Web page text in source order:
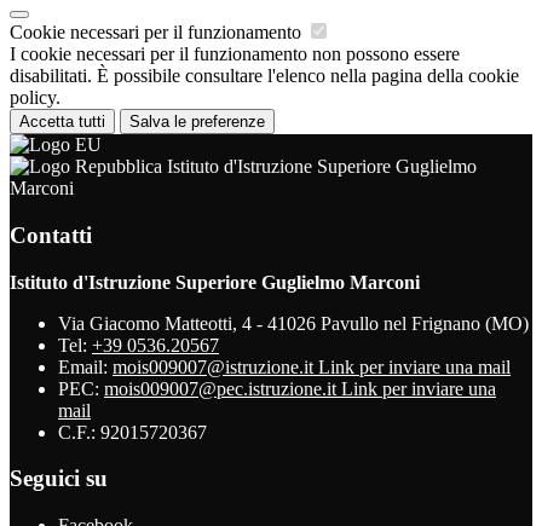
Cookie necessari per il funzionamento
I cookie necessari per il funzionamento non possono essere
disabilitati. È possibile consultare l'elenco nella pagina della cookie
policy.
Accetta tutti Salva le preferenze
Istituto d'Istruzione Superiore Guglielmo
Marconi
Contatti
Istituto d'Istruzione Superiore Guglielmo Marconi
Via Giacomo Matteotti, 4 - 41026 Pavullo nel Frignano (MO)
Tel: +39 0536.20567
Email: mois009007@istruzione.it Link per inviare una mail
PEC: mois009007@pec.istruzione.it Link per inviare una
mail
C.F.: 92015720367
Seguici su